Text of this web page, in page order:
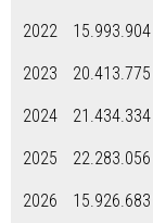
2022
15.993.904
2023
20.413.775
2024
21.434.334
2025
22.283.056
2026
15.926.683